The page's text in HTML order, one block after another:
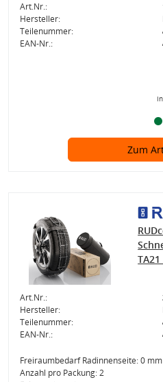
Art.Nr.:
Hersteller:
Teilenummer:
EAN-Nr.:
Zum
Art.Nr.:
Hersteller:
Teilenummer:
EAN-Nr.:
Freiraumbedarf Radinnenseite: 0 mm
Anzahl pro Packung: 2